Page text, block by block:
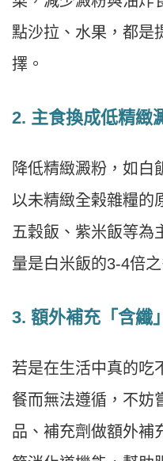
點沙拉、水果，都是
擇。
2. 主食換成低精緻
降低精緻澱粉，如白
以未精緻全榖雜糧的
五穀飯、紫米飯等為
量是白米飯的3-4倍之
3. 額外補充「含纖
若是在生活中真的吃
餐而無法遵循，不妨
品、補充劑做額外補